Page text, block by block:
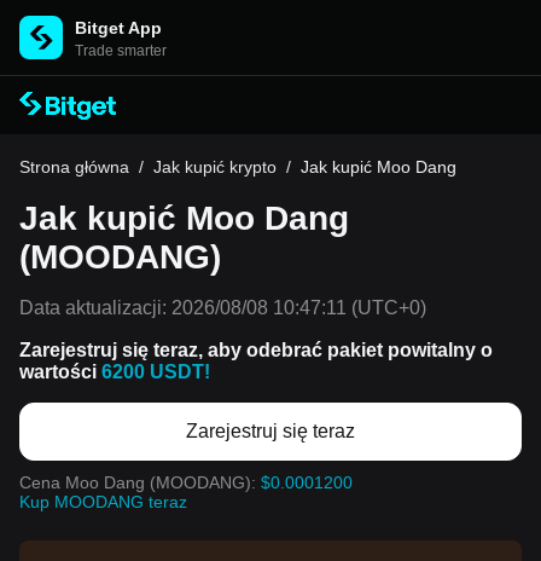
Bitget App
Trade smarter
Strona główna / Jak kupić krypto / Jak kupić Moo Dang
Jak kupić Moo Dang
(MOODANG)
Data aktualizacji: 2026/08/08 10:47:11 (UTC+0)
Zarejestruj się teraz, aby odebrać pakiet powitalny o
wartości 6200 USDT!
Zarejestruj się teraz
Cena Moo Dang (MOODANG): $0.0001200
Kup MOODANG teraz